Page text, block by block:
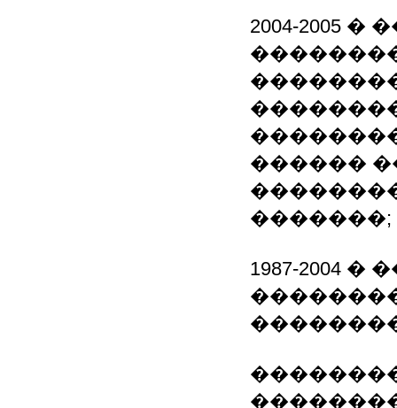
2004-2005
������
�������;
1987-